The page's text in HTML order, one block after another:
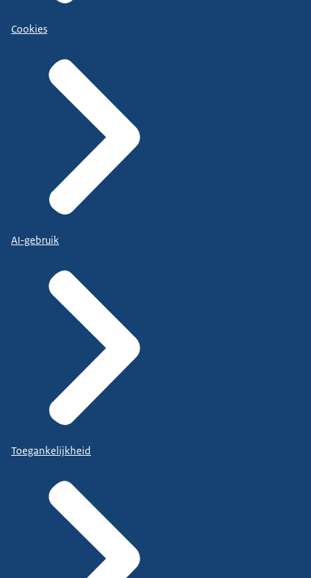
Cookies
AI-gebruik
Toegankelijkheid